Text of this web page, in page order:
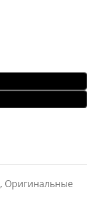
, Оригинальные